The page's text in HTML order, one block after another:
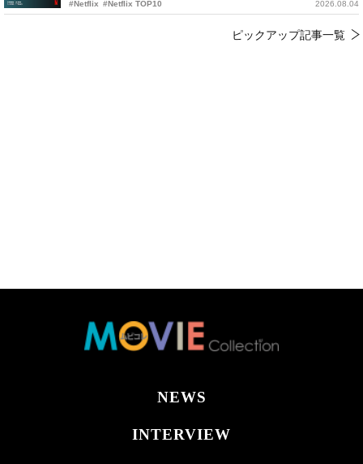
#Netflix #Netflix TOP10 2026.08.04
ピックアップ記事一覧
NEWS
INTERVIEW